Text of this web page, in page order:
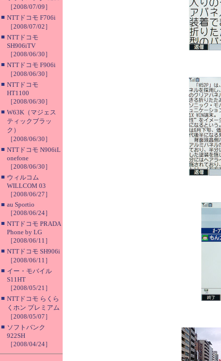
［2008/07/09］
■ NTTドコモ F706i
［2008/07/02］
■ NTTドコモ
SH906iTV
［2008/06/30］
■ NTTドコモ F906i
［2008/06/30］
■ NTTドコモ
HT1100
［2008/06/30］
■ W63K（マジェス
ティックブラッ
ク）
［2008/06/30］
■ NTTドコモ N906iL
onefone
［2008/06/30］
■ ウィルコム
WILLCOM 03
［2008/06/27］
■ au Sportio
［2008/06/24］
■ NTTドコモ PRADA
Phone by LG
［2008/06/11］
■ NTTドコモ SH906i
［2008/06/11］
■ イー・モバイル
S11HT
［2008/05/21］
■ NTTドコモ らくら
くホン プレミアム
［2008/05/07］
■ ソフトバンク
922SH
［2008/04/24］